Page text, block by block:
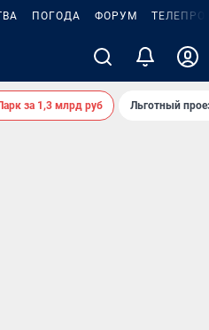
ПОГОДА ФОРУМ
за 1,3 млрд руб Льготный